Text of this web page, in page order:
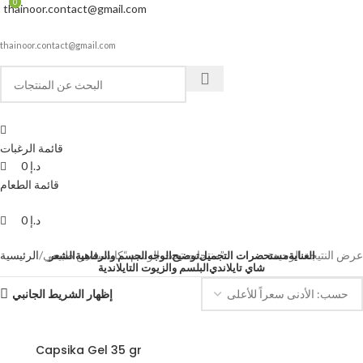
thainoor.contact@gmail.com
thainoor.contact@gmail.com
قائمة الرغبات
0
د.إ
قائمة الطعام
0
د.إ
الشعرالجسم والرفاهيةالوجهتوضيحمستحضرات التجميلالعناية
البلسم والزيوت التايلانديةشاي تايلاندي
الرئيسية منتجات تحت الوسم “كابسيسين طبيعي” عرض النتيجة الوحيدة
إظهار الشريط الجانبي
Capsika Gel 35 gr